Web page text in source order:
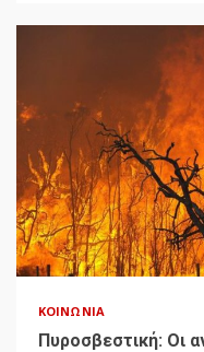
ΚΟΙΝΩΝΊΑ
Πυροσβεστική: Οι